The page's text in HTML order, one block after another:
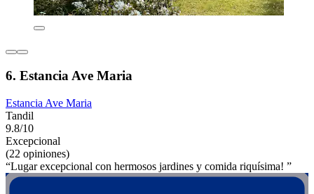
6. Estancia Ave Maria
Estancia Ave Maria
Tandil
9.8/10
Excepcional
(22 opiniones)
“Lugar excepcional con hermosos jardines y comida riquísima! ”